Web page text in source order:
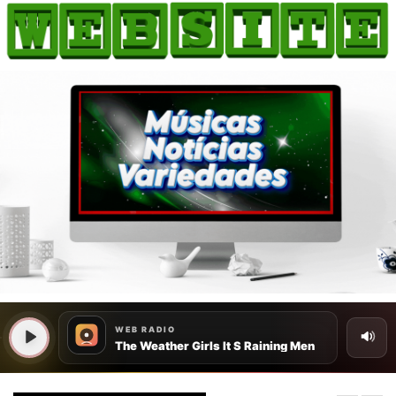
COMO ANUNCIAR
JORNAIS DO BRASIL
PODCAST/NOTÍCIAS
AS NOTÍCIAS DO DIA
CANAL 3CLIMAS
ACONTECEU...VIROU MANCHETE!
BLOGS & COLUNAS
AGÊNCIA DE NOTÍCIAS